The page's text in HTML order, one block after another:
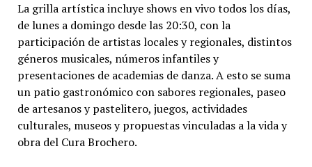
La grilla artística incluye shows en vivo todos los días,
de lunes a domingo desde las 20:30, con la
participación de artistas locales y regionales, distintos
géneros musicales, números infantiles y
presentaciones de academias de danza. A esto se suma
un patio gastronómico con sabores regionales, paseo
de artesanos y pastelitero, juegos, actividades
culturales, museos y propuestas vinculadas a la vida y
obra del Cura Brochero.